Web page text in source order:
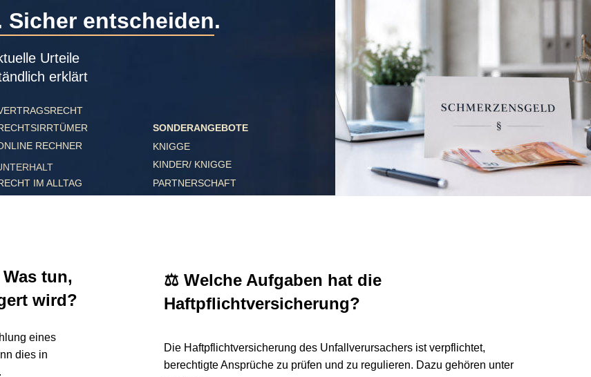
entscheiden.
Urteile
erklärt
RECHNER
IM ALLTAG
SONDERANGEBOTE
KNIGGE
KINDER/ KNIGGE
PARTNERSCHAFT
tun,
wird?
eines
in
⚖️ Welche Aufgaben hat die
Haftpflichtversicherung?
Die Haftpflichtversicherung des Unfallverursachers ist verpflichtet,
berechtigte Ansprüche zu prüfen und zu regulieren. Dazu gehören unter